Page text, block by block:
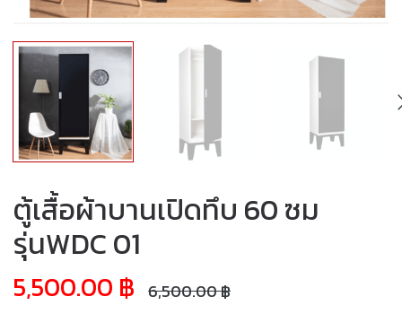
ตู้เสื้อผ้าบานเปิดทึบ 60 ซม
รุ่นWDC 01
6,500.00฿
5,500.00 ฿